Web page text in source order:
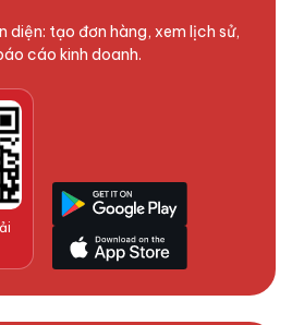
diện: tạo đơn hàng, xem lịch sử,
cáo kinh doanh.